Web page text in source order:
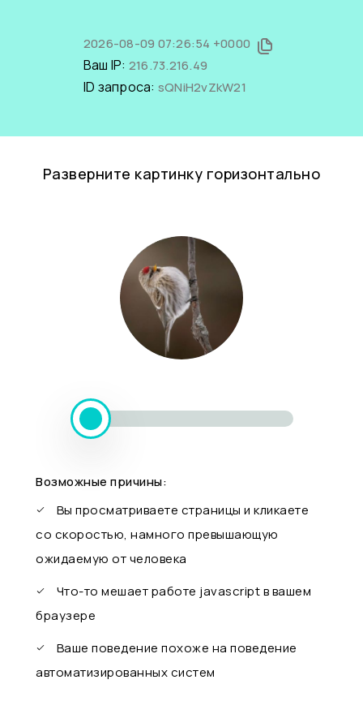
2026-08-09 07:26:54 +0000
Ваш IP: 216.73.216.49
ID запроса: sQNiH2vZkW21
Разверните картинку горизонтально
Возможные причины:
Вы просматриваете страницы и кликаете
со скоростью, намного превышающую
ожидаемую от человека
Что-то мешает работе javascript в вашем
браузере
Ваше поведение похоже на поведение
автоматизированных систем